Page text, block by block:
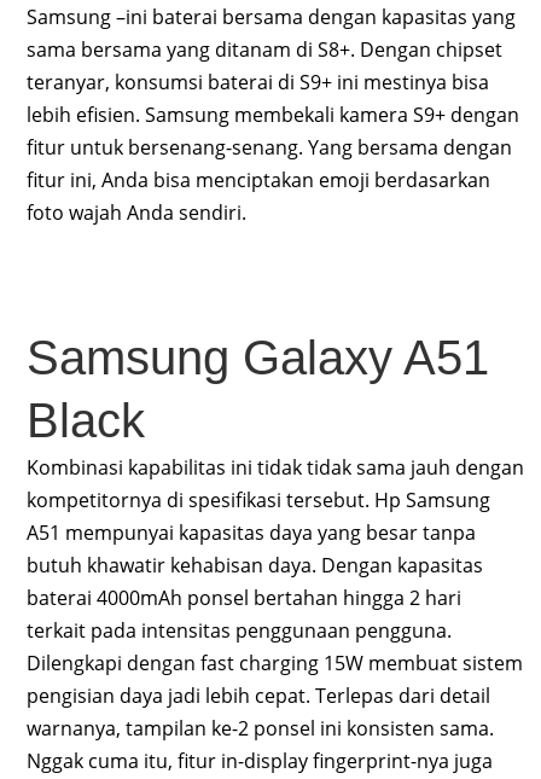
Samsung –ini baterai bersama dengan kapasitas yang
sama bersama yang ditanam di S8+. Dengan chipset
teranyar, konsumsi baterai di S9+ ini mestinya bisa
lebih efisien. Samsung membekali kamera S9+ dengan
fitur untuk bersenang-senang. Yang bersama dengan
fitur ini, Anda bisa menciptakan emoji berdasarkan
foto wajah Anda sendiri.
Samsung Galaxy A51
Black
Kombinasi kapabilitas ini tidak tidak sama jauh dengan
kompetitornya di spesifikasi tersebut. Hp Samsung
A51 mempunyai kapasitas daya yang besar tanpa
butuh khawatir kehabisan daya. Dengan kapasitas
baterai 4000mAh ponsel bertahan hingga 2 hari
terkait pada intensitas penggunaan pengguna.
Dilengkapi dengan fast charging 15W membuat sistem
pengisian daya jadi lebih cepat. Terlepas dari detail
warnanya, tampilan ke-2 ponsel ini konsisten sama.
Nggak cuma itu, fitur in-display fingerprint-nya juga